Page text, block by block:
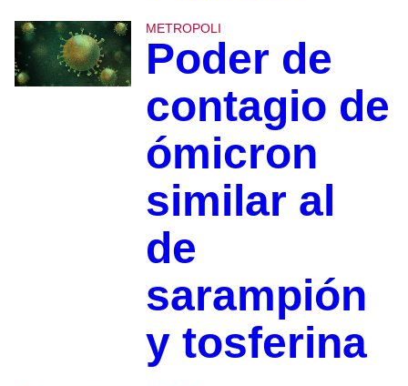
METROPOLI
Poder de
contagio de
ómicron
similar al
de
sarampión
y tosferina